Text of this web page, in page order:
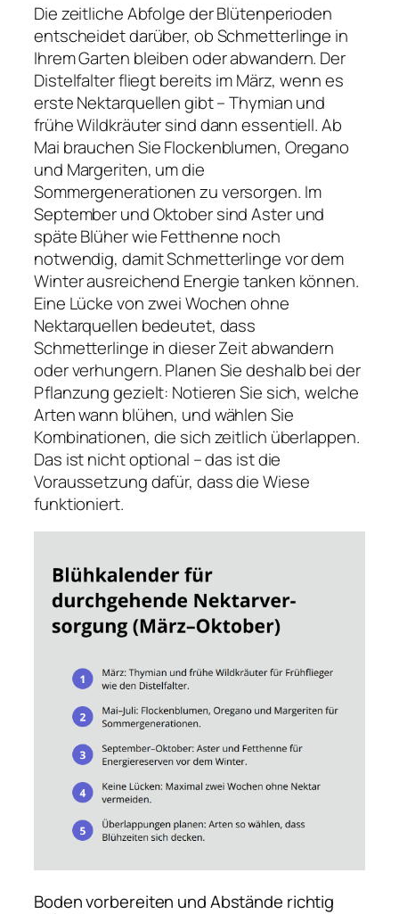
Die zeitliche Abfolge der Blütenperioden
entscheidet darüber, ob Schmetterlinge in
Ihrem Garten bleiben oder abwandern. Der
Distelfalter fliegt bereits im März, wenn es
erste Nektarquellen gibt – Thymian und
frühe Wildkräuter sind dann essentiell. Ab
Mai brauchen Sie Flockenblumen, Oregano
und Margeriten, um die
Sommergenerationen zu versorgen. Im
September und Oktober sind Aster und
späte Blüher wie Fetthenne noch
notwendig, damit Schmetterlinge vor dem
Winter ausreichend Energie tanken können.
Eine Lücke von zwei Wochen ohne
Nektarquellen bedeutet, dass
Schmetterlinge in dieser Zeit abwandern
oder verhungern. Planen Sie deshalb bei der
Pflanzung gezielt: Notieren Sie sich, welche
Arten wann blühen, und wählen Sie
Kombinationen, die sich zeitlich überlappen.
Das ist nicht optional – das ist die
Voraussetzung dafür, dass die Wiese
funktioniert.
Boden vorbereiten und Abstände richtig